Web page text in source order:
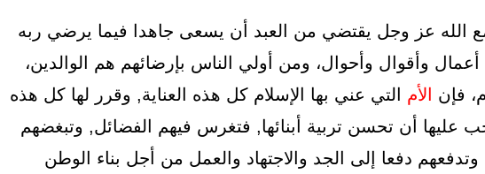
الله عز وجل يقتضي من العبد أن يسعى جاهدا فيما يرضي ربه
وأقوال وأحوال، ومن أولي الناس بإرضائهم هم الوالدين،
فإن
الأم التي عني بها الإسلام كل هذه العناية, وقرر لها كل هذه
عليها أن تحسن تربية أبنائها, فتغرس فيهم الفضائل, وتبغضهم
دفعا إلى الجد والاجتهاد والعمل من أجل بناء الوطن